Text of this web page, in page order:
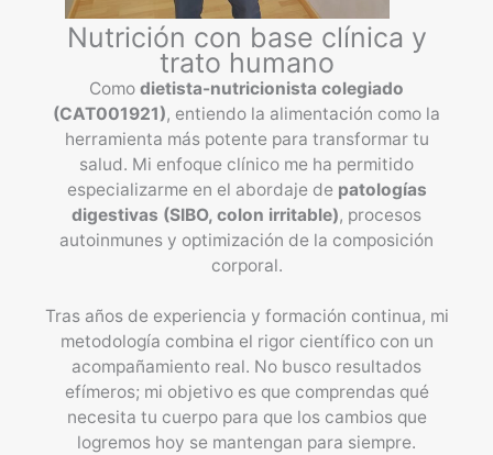
Nutrición con base clínica y
trato humano
Como dietista-nutricionista colegiado
(CAT001921), entiendo la alimentación como la
herramienta más potente para transformar tu
salud. Mi enfoque clínico me ha permitido
especializarme en el abordaje de patologías
digestivas (SIBO, colon irritable), procesos
autoinmunes y optimización de la composición
corporal.
Tras años de experiencia y formación continua, mi
metodología combina el rigor científico con un
acompañamiento real. No busco resultados
efímeros; mi objetivo es que comprendas qué
necesita tu cuerpo para que los cambios que
logremos hoy se mantengan para siempre.